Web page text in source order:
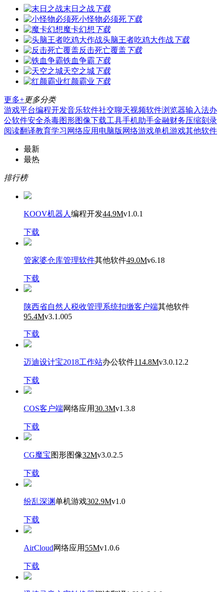
末日之战下载
小怪物必须死下载
魔卡幻想 下载
头脑王者吃鸡大作战下载
反击死亡覆盖 下载
铁血争霸 下载
天空之城下载
红颜霸业 下载
更多+更多分类
游戏平台编程开发音乐软件社交聊天视频软件浏览器输入法办
公软件安全杀毒图形图像下载工具手机助手金融财务压缩刻录
阅读翻译教育学习 网络应用 电脑版 网络游戏单机游戏其他软件
最新
最热
排行榜
KOOV机器人 编程开发44.9Mv1.0.1
下载
管家婆仓库管理软件其他软件49.0Mv6.18
下载
陕西省自然人税收管理系统扣缴客户端其他软件
95.4Mv3.1.005
下载
迈迪设计宝2018工作站办公软件114.8Mv3.0.12.2
下载
COS客户端网络应用30.3Mv1.3.8
下载
CG魔宝图形图像32Mv3.0.2.5
下载
纷乱深渊单机游戏302.9Mv1.0
下载
AirCloud网络应用 55Mv1.0.6
下载